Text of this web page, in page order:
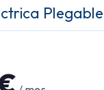
Plegable